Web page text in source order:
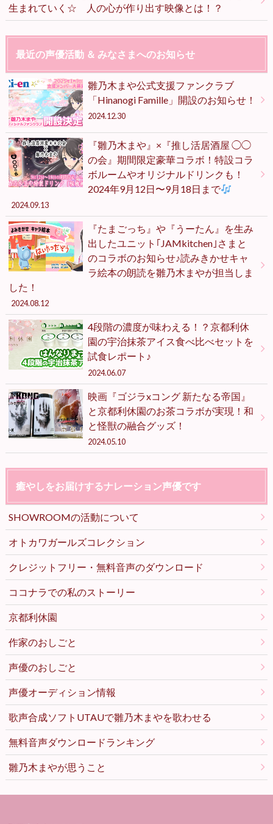
生まれていく☆ 人の心が作り出す映像とは！？
最近の声優活動 ＆ みなさまへのお知らせ
雛乃木まや公式支援ファンクラブ
「Hinanogi Famille」開設のお知らせ！
2024.12.30
『雛乃木まや』×『推し活居酒屋 ◯◯
の会』期間限定豪華コラボ！特設コラ
ボルームやオリジナルドリンクも！
2024年9月12日〜9月18日まで
2024.09.13
『たまごっち』や『うーたん』を生み
出したユニット｢JAMkitchen｣さまと
のコラボのお知らせ♪読みきかせキャ
ラ絵本の朗読を雛乃木まやが担当しま
した！
2024.08.12
4段階の濃度が味わえる！？京都利休
園の宇治抹茶アイス食べ比べセットを
試食レポート♪
2024.06.07
映画『ゴジラxコング 新たなる帝国』
と京都利休園のお茶コラボが実現！和
と怪獣の融合グッズ！
2024.05.10
癒やしをお届けするナレーション声優です
SHOWROOMの活動について
オトカワガールズコレクション
クレジットフリー・無料音声のダウンロード
ココナラでの私のストーリー
京都利休園
作家のおしごと
声優のおしごと
声優オーディション情報
歌声合成ソフトUTAUで雛乃木まやを歌わせる
無料音声ダウンロードランキング
雛乃木まやが思うこと